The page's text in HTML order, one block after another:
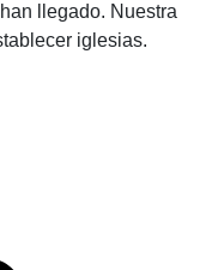
llegado. Nuestra
iglesias.